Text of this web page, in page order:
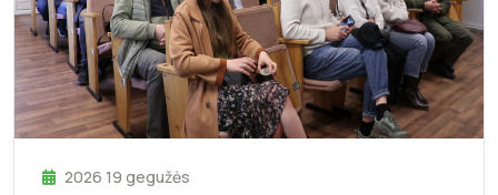
2026 19 gegužės